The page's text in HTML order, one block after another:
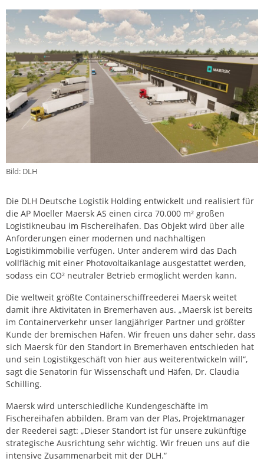
Bild: DLH
Die DLH Deutsche Logistik Holding entwickelt und realisiert für
die AP Moeller Maersk AS einen circa 70.000 m² großen
Logistikneubau im Fischereihafen. Das Objekt wird über alle
Anforderungen einer modernen und nachhaltigen
Logistikimmobilie verfügen. Unter anderem wird das Dach
vollflächig mit einer Photovoltaikanlage ausgestattet werden,
sodass ein CO² neutraler Betrieb ermöglicht werden kann.
Die weltweit größte Containerschiffreederei Maersk weitet
damit ihre Aktivitäten in Bremerhaven aus. „Maersk ist bereits
im Containerverkehr unser langjähriger Partner und größter
Kunde der bremischen Häfen. Wir freuen uns daher sehr, dass
sich Maersk für den Standort in Bremerhaven entschieden hat
und sein Logistikgeschäft von hier aus weiterentwickeln will“,
sagt die Senatorin für Wissenschaft und Häfen, Dr. Claudia
Schilling.
Maersk wird unterschiedliche Kundengeschäfte im
Fischereihafen abbilden. Bram van der Plas, Projektmanager
der Reederei sagt: „Dieser Standort ist für unsere zukünftige
strategische Ausrichtung sehr wichtig. Wir freuen uns auf die
intensive Zusammenarbeit mit der DLH.“